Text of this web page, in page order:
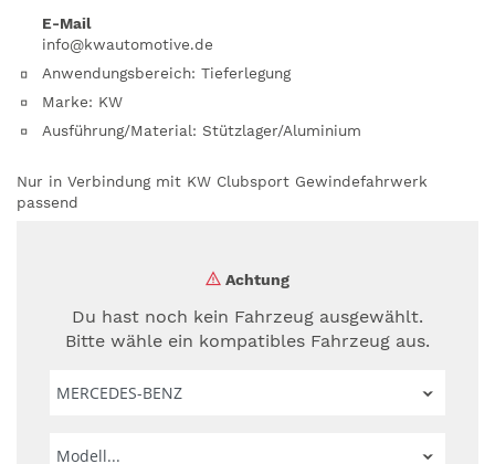
E-Mail
info@kwautomotive.de
Anwendungsbereich:Tieferlegung
Marke: KW
Ausführung/Material: Stützlager/Aluminium
Nur in Verbindung mit KW Clubsport Gewindefahrwerk
passend
Achtung
Du hast noch kein Fahrzeug ausgewählt.
Bitte wähle ein kompatibles Fahrzeug aus.